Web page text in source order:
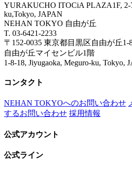
YURAKUCHO ITOCiA PLAZA1F, 2-
ku,Tokyo, JAPAN
NEHAN TOKYO 自由が丘
T. 03-6421-2233
〒152-0035 東京都目黒区自由が丘1-
自由が丘マイセンビル1階
1-8-18, Jiyugaoka, Meguro-ku,
コンタクト
NEHAN TOKYOへのお問い合わせ
するお問い合わせ 採用情報
公式アカウント
公式ライン